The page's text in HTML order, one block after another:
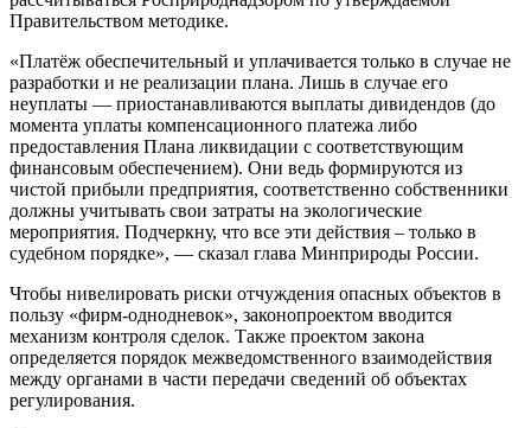
Правительством методике.
«Платёж обеспечительный и уплачивается только в случае не
разработки и не реализации плана. Лишь в случае его
неуплаты — приостанавливаются выплаты дивидендов (до
момента уплаты компенсационного платежа либо
предоставления Плана ликвидации с соответствующим
финансовым обеспечением). Они ведь формируются из
чистой прибыли предприятия, соответственно собственники
должны учитывать свои затраты на экологические
мероприятия. Подчеркну, что все эти действия – только в
судебном порядке», — сказал глава Минприроды России.
Чтобы нивелировать риски отчуждения опасных объектов в
пользу «фирм-однодневок», законопроектом вводится
механизм контроля сделок. Также проектом закона
определяется порядок межведомственного взаимодействия
между органами в части передачи сведений об объектах
регулирования.